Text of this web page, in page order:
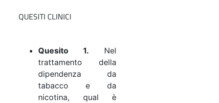
QUESITI CLINICI
Quesito 1. Nel
trattamento della
dipendenza da
tabacco e da
nicotina, qual è